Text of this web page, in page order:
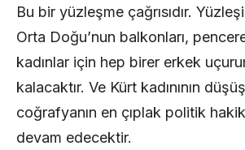
Bu bir yüzleşme çağrısıdır.
Orta Doğu’nun balkonları,
kadınlar için hep birer erkek
kalacaktır. Ve Kürt kadınının
coğrafyanın en çıplak politik
devam edecektir.